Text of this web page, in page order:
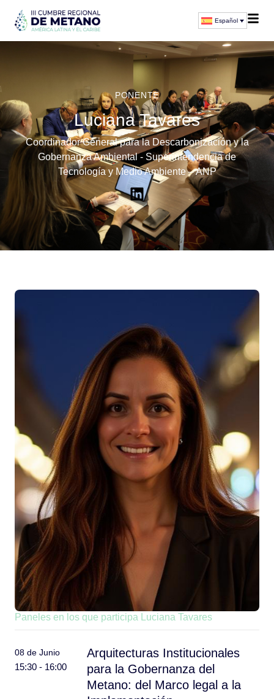
Español
PONENTE
Luciana Tavares
Coordinador General para la Descarbonización y la
Gobernanza Ambiental - Superintendencia de
Tecnología y Medio Ambiente – ANP
Paneles en los que participa Luciana Tavares
08 de Junio
15:30 - 16:00
Arquitecturas Institucionales
para la Gobernanza del
Metano: del Marco legal a la